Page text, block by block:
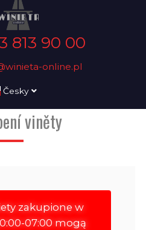
813 90 00
online.pl
Česky
viněty
zakupione w
07:00 mogą